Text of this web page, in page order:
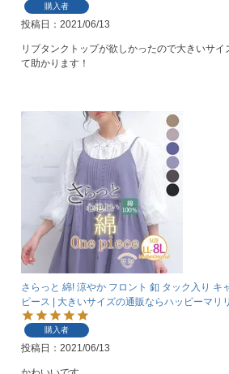
購入者
投稿日 2021/06/13
リブタンクトップが欲しかったので大きいサイ
て助かります！
さらっと 綿! 涼やか フロント 釦 タック入り キ
ピース | 大きいサイズの通販ならハッピーマリ
購入者
投稿日 2021/06/13